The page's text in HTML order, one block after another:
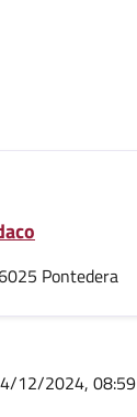
Pontedera
12/2024, 08:59